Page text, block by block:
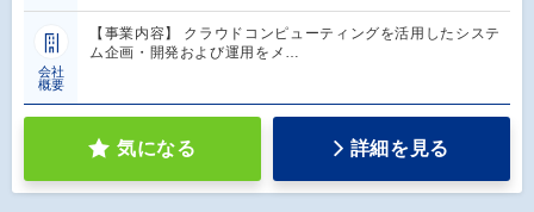
会社
概要
【事業内容】 クラウドコンピューティングを活用したシステ
ム企画・開発および運用をメ…
気になる 詳細を見る